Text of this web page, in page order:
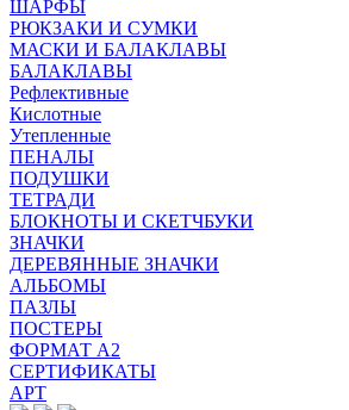
ШАРФЫ
РЮКЗАКИ И СУМКИ
МАСКИ И БАЛАКЛАВЫ
БАЛАКЛАВЫ
Рефлективные
Кислотные
Утепленные
ПЕНАЛЫ
ПОДУШКИ
ТЕТРАДИ
БЛОКНОТЫ И СКЕТЧБУКИ
ЗНАЧКИ
ДЕРЕВЯННЫЕ ЗНАЧКИ
АЛЬБОМЫ
ПАЗЛЫ
ПОСТЕРЫ
ФОРМАТ А2
СЕРТИФИКАТЫ
АРТ